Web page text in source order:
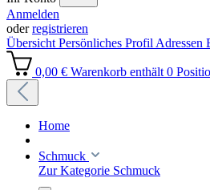
Anmelden
oderregistrieren
Übersicht Persönliches Profil Adressen
0,00 € Warenkorb enthält 0
Home
Schmuck
Zur Kategorie Schmuck